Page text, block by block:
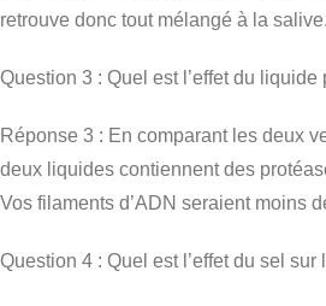
retrouve donc tout mélangé à la salive.
Question 3 : Quel est l’effet du
Réponse 3 : En comparant les deux
deux liquides contiennent des
Vos filaments d’ADN seraient moins
Question 4 : Quel est l’effet du sel sur